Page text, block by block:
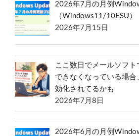
2026年7月の月例
（Windows11/10ESU）
2026年7月15日
ここ数日でメールソフト
できなくなっている場
効化されてるかも
2026年7月8日
2026年6月の月例